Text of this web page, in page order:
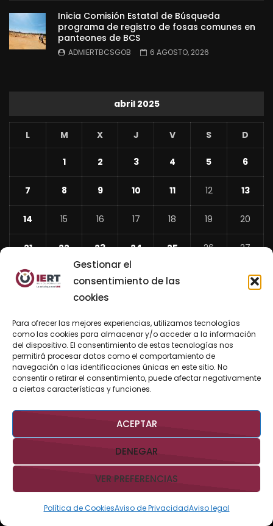
Gestionar el
consentimiento de las
cookies
Para ofrecer las mejores experiencias, utilizamos tecnologías
como las cookies para almacenar y/o acceder a la información
del dispositivo. El consentimiento de estas tecnologías nos
permitirá procesar datos como el comportamiento de
navegación o las identificaciones únicas en este sitio. No
consentir o retirar el consentimiento, puede afectar negativamente
a ciertas características y funciones.
ACEPTAR
DENEGAR
VER PREFERENCIAS
Política de CookiesAviso de PrivacidadAviso legal
Inicia Comisión Estatal de Búsqueda
programa de registro de fosas comunes en
panteones de BCS
ADMIERTBCSGOB 6 AGOSTO, 2026
abril 2025
L M X J V S D
1 2 3 4 5 6
7 8 9 10 11 12 13
14 15 16 17 18 19 20
21 22 23 24 25 26 27
28 29
30
May
»
BUSCAR AHORA
Derechos Reservados @IERTBCS 2026 Gobierno de BCSAviso
Legal
Aviso de PrivacidadContacto:iert@bcs.gob.mx